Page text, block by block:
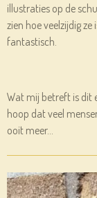
illustraties op de
zien hoe veelzijdig
fantastisch.
Wat mij betreft is dit
hoop dat veel
ooit meer…